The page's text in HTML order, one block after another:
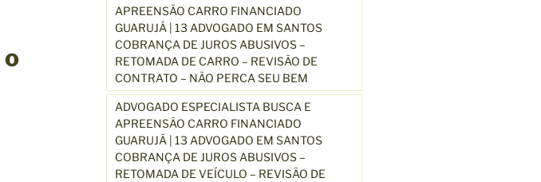
APREENSÃO CARRO FINANCIADO
GUARUJÁ | 13 ADVOGADO EM SANTOS
COBRANÇA DE JUROS ABUSIVOS –
RETOMADA DE CARRO – REVISÃO DE
CONTRATO – NÃO PERCA SEU BEM
ADVOGADO ESPECIALISTA BUSCA E
APREENSÃO CARRO FINANCIADO
GUARUJÁ | 13 ADVOGADO EM SANTOS
COBRANÇA DE JUROS ABUSIVOS –
RETOMADA DE VEÍCULO – REVISÃO DE